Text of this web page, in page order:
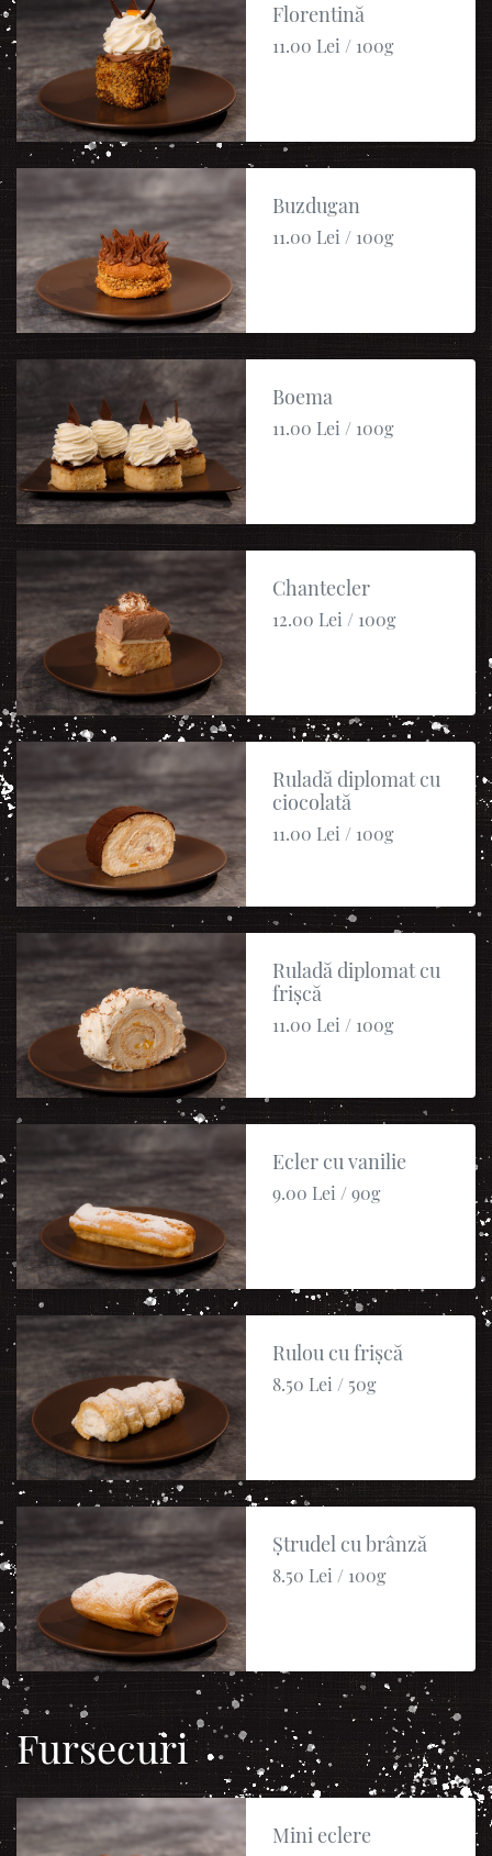
Florentină
11.00 Lei / 100g
Buzdugan
11.00 Lei / 100g
Boema
11.00 Lei / 100g
Chantecler
12.00 Lei / 100g
Ruladă diplomat cu
ciocolată
11.00 Lei / 100g
Ruladă diplomat cu
frișcă
11.00 Lei / 100g
Ecler cu vanilie
9.00 Lei / 90g
Rulou cu frișcă
8.50 Lei / 50g
Ștrudel cu brânză
8.50 Lei / 100g
Fursecuri
Mini eclere